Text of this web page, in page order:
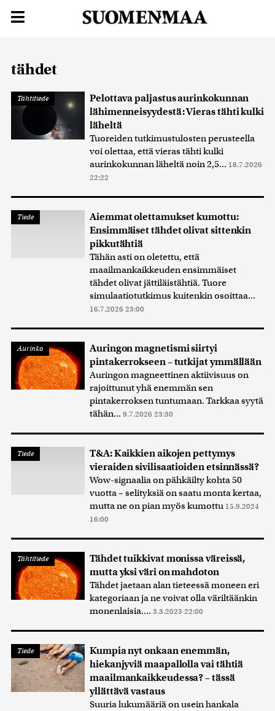
tähdet
Tähtitiede
Pelottava paljastus aurinkokunnan
lähimenneisyydestä: Vieras tähti kulki
läheltä
Tuoreiden tutkimustulosten perusteella
voi olettaa, että vieras tähti kulki
aurinkokunnan läheltä noin 2,5... 18.7.2026
22:22
Tiede
Aiemmat olettamukset kumottu:
Ensimmäiset tähdet olivat sittenkin
pikkutähtiä
Tähän asti on oletettu, että
maailmankaikkeuden ensimmäiset
tähdet olivat jättiläistähtiä. Tuore
simulaatiotutkimus kuitenkin osoittaa...
16.7.2026 23:00
Aurinko
Auringon magnetismi siirtyi
pintakerrokseen – tutkijat ymmällään
Auringon magneettinen aktiivisuus on
rajoittunut yhä enemmän sen
pintakerroksen tuntumaan. Tarkkaa syytä
tähän... 9.7.2026 23:30
Tiede
T&A: Kaikkien aikojen pettymys
vieraiden sivilisaatioiden etsinnässä?
Wow-signaalia on pähkäilty kohta 50
vuotta – selityksiä on saatu monta kertaa,
mutta ne on pian myös kumottu 15.9.2024
16:00
Tähtitiede
Tähdet tuikkivat monissa väreissä,
mutta yksi väri on mahdoton
Tähdet jaetaan alan tieteessä moneen eri
kategoriaan ja ne voivat olla väriltäänkin
monenlaisia.... 3.3.2023 22:00
Tiede
Kumpia nyt onkaan enemmän,
hiekanjyviä maapallolla vai tähtiä
maailmankaikkeudessa? – tässä
yllättävä vastaus
Suuria lukumääriä on usein hankala